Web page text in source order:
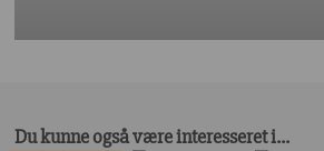
Du kunne også være interesseret i…